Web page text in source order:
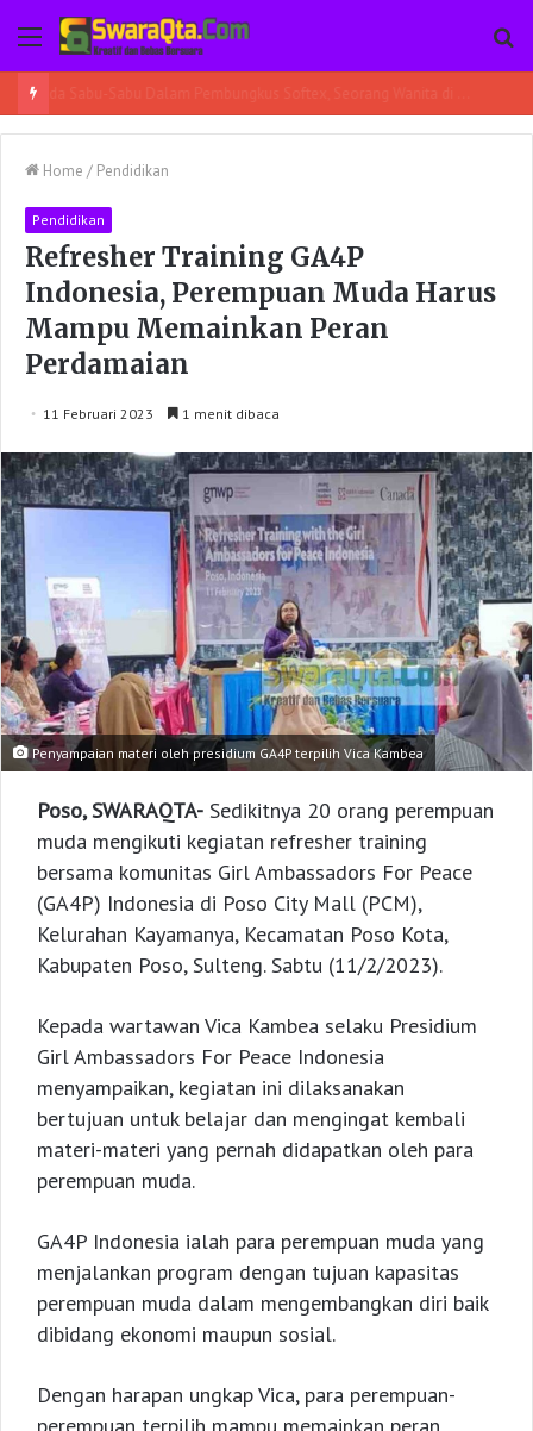
Menu
Home / Pendidikan
Pendidikan
Refresher Training GA4P
Indonesia, Perempuan Muda Harus
Mampu Memainkan Peran
Perdamaian
11 Februari 2023 1 menit dibaca
Penyampaian materi oleh presidium GA4P terpilih Vica Kambea
Poso, SWARAQTA- Sedikitnya 20 orang perempuan
muda mengikuti kegiatan refresher training
bersama komunitas Girl Ambassadors For Peace
(GA4P) Indonesia di Poso City Mall (PCM),
Kelurahan Kayamanya, Kecamatan Poso Kota,
Kabupaten Poso, Sulteng. Sabtu (11/2/2023).
Kepada wartawan Vica Kambea selaku Presidium
Girl Ambassadors For Peace Indonesia
menyampaikan, kegiatan ini dilaksanakan
bertujuan untuk belajar dan mengingat kembali
materi-materi yang pernah didapatkan oleh para
perempuan muda.
GA4P Indonesia ialah para perempuan muda yang
menjalankan program dengan tujuan kapasitas
perempuan muda dalam mengembangkan diri baik
dibidang ekonomi maupun sosial.
Dengan harapan ungkap Vica, para perempuan-